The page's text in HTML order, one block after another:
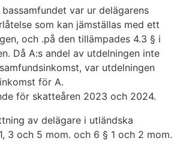
var ur delägarens
som kan jämställas med ett
och .på den tillämpades 4.3 § i
Då A:s andel av utdelningen inte
var utdelningen
för A.
för skatteåren 2023 och 2024.
av delägare i utländska
3 och 5 mom. och 6 § 1 och 2 mom.